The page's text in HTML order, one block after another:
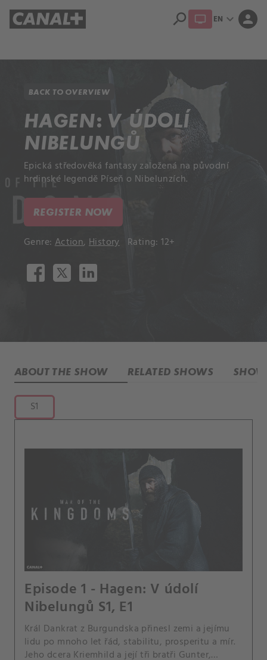
search EN expand_more person
BACK TO OVERVIEW
HAGEN: V ÚDOLÍ
NIBELUNGŮ
Epická středověká fantasy založená na původní
hrdinské legendě Píseň o Nibelunzích.
REGISTER NOW
Genre: Action,History Rating: 12+
ABOUT THE SHOW RELATED SHOWS
S1
Episode 1 - Hagen: V údolí
Nibelungů S1, E1
Král Dankrat z Burgundska přinesl zemi a jejímu
lidu po mnoho let řád, stabilitu, prosperitu a mír.
Jeho dcera Kriemhild a její tři bratři Gunter,